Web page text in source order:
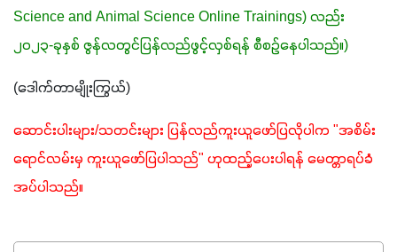
Science and Animal Science Online Trainings) လည်း
၂၀၂၃-ခုနှစ် ဇွန်လတွင်ပြန်လည်ဖွင့်လှစ်ရန် စီစဉ်နေပါသည်။)
(ဒေါက်တာမျိုးကြွယ်)
ဆောင်းပါးများ/သတင်းများ ပြန်လည်ကူးယူဖော်ပြလိုပါက "အစိမ်း
ရောင်လမ်းမှ ကူးယူဖော်ပြပါသည်" ဟုထည့်ပေးပါရန် မေတ္တာရပ်ခံ
အပ်ပါသည်။